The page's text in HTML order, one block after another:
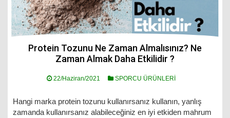
Protein Tozunu Ne Zaman Almalısınız? Ne
Zaman Almak Daha Etkilidir ?
22/Haziran/2021 SPORCU ÜRÜNLERİ
Hangi marka protein tozunu kullanırsanız kullanın, yanlış
zamanda kullanırsanız alabileceğiniz en iyi etkiden mahrum